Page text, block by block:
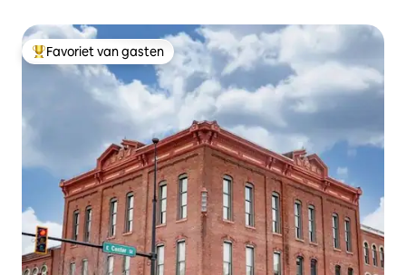
Topfavoriet van gasten
Favoriet van gasten